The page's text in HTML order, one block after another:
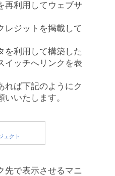
再利用してウェブサ
レジットを掲載して
を利用して構築した
イッチへリンクを表
れば下記のようにク
いたします。
先で表示させるマニ